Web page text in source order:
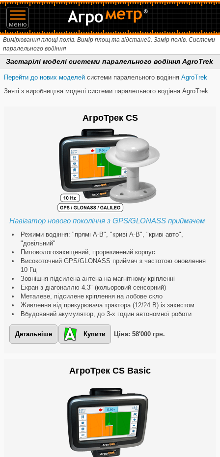
меню
Вимірювання площі полів. Вимір площ та відстаней. Замір полів. Системи
паралельного водіння
Застарілі моделі системи паралельного водіння AgroTrek
Перейти до нових моделей системи паралельного водіння AgroTrek
Зняті з виробництва моделі системи паралельного водіння AgroTrek
АгроТрек CS
Навігатор нового покоління з GPS/GLONASS приймачем
Режими водіння: "прямі A-B", "криві А-В", "криві авто",
"довільний"
Пиловологозахищений, прорезинений корпус
Високоточний GPS/GLONASS приймач з частотою оновлення
10 Гц
Зовнішня підсилена антена на магнітному кріпленні
Екран з діагоналлю 4.3" (кольоровий сенсорний)
Металеве, підсилене кріплення на лобове скло
Живлення від прикурювача трактора (12/24 В) із захистом
Вбудований акумулятор, до 3-х годин автономної роботи
Детальніше Купити Ціна: 58'000 грн.
АгроТрек CS Basic